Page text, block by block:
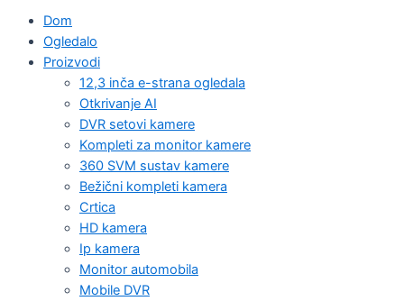
Dom
Ogledalo
Proizvodi
12,3 inča e-strana ogledala
Otkrivanje AI
DVR setovi kamere
Kompleti za monitor kamere
360 SVM sustav kamere
Bežični kompleti kamera
Crtica
HD kamera
Ip kamera
Monitor automobila
Mobile DVR